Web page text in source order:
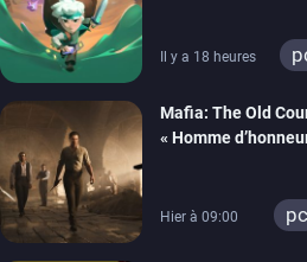
Il y a 18 heures
Mafia: The Old
« Homme
Hier à 09:00 pc